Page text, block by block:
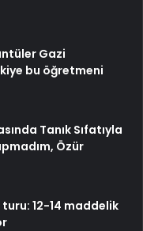
Gazi
bu öğretmeni
Tanık Sıfatıyla
Özür
12-14 maddelik